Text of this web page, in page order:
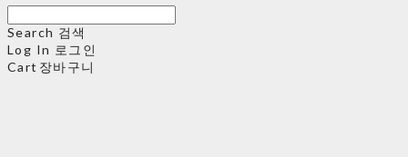
Search 검색
Log In 로그인
Cart 장바구니